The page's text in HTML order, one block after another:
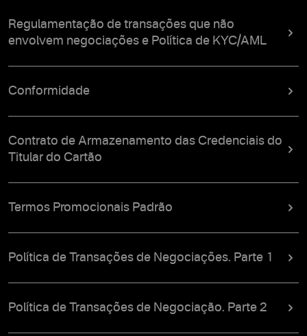
Regulamentação de transações que não
envolvem negociações e Política de KYC/AML
Conformidade
Contrato de Armazenamento das Credenciais do
Titular do Cartão
Termos Promocionais Padrão
Política de Transações de Negociações. Parte 1
Política de Transações de Negociação. Parte 2